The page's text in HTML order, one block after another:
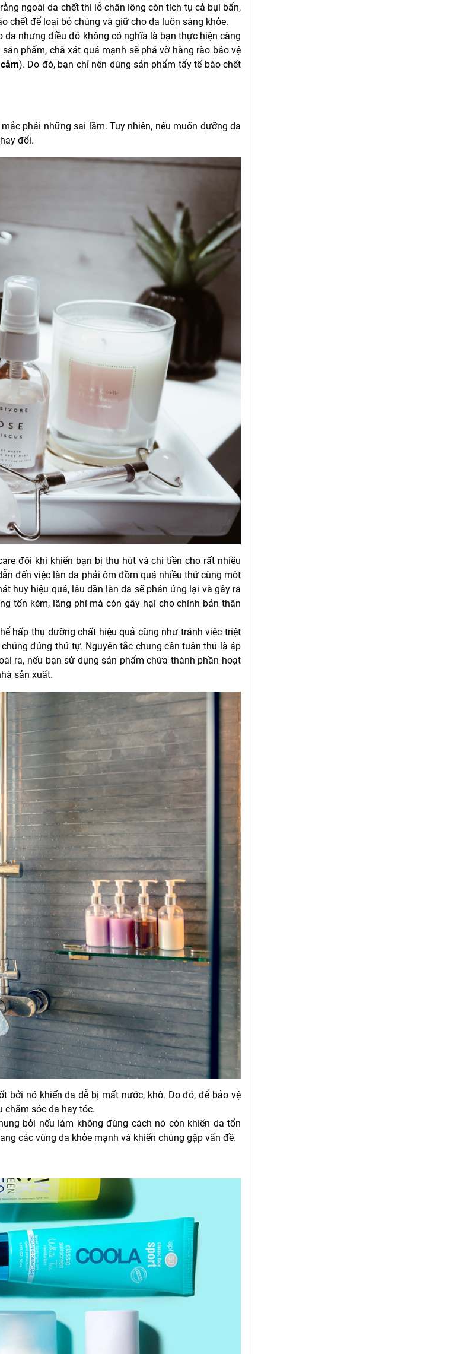
ngoài da chết thì lỗ chân lông còn tích tụ cả bụi bẩn,
chết để loại bỏ chúng và giữ cho da luôn sáng khỏe.
da nhưng điều đó không có nghĩa là bạn thực hiện càng
phẩm, chà xát quá mạnh sẽ phá vỡ hàng rào bảo vệ
). Do đó, bạn chỉ nên dùng sản phẩm tẩy tế bào chết
phải những sai lầm. Tuy nhiên, nếu muốn dưỡng da
đổi.
đôi khi khiến bạn bị thu hút và chi tiền cho rất nhiều
đến việc làn da phải ôm đồm quá nhiều thứ cùng một
huy hiệu quả, lâu dần làn da sẽ phản ứng lại và gây ra
tốn kém, lãng phí mà còn gây hại cho chính bản thân
hấp thụ dưỡng chất hiệu quả cũng như tránh việc triệt
đúng thứ tự. Nguyên tắc chung cần tuân thủ là áp
ra, nếu bạn sử dụng sản phẩm chứa thành phần hoạt
sản xuất.
bởi nó khiến da dễ bị mất nước, khô. Do đó, để bảo vệ
chăm sóc da hay tóc.
bởi nếu làm không đúng cách nó còn khiến da tổn
các vùng da khỏe mạnh và khiến chúng gặp vấn đề.